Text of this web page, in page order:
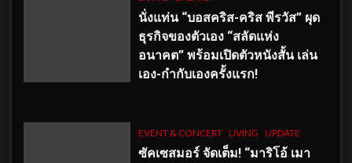
นั่งแท่น “บอสคริส-คริส พีรวัส” ผุด
ธุรกิจของตัวเอง “สลัดแห่ง
อนาคต” พร้อมเปิดตัวหนังสั้น เล่น
เอง-กำกับเองครั้งแรก!
EVENT & CONCERT LIVING UPDATE
ซัคเซสมอร์ จัดเต็ม! “มาริโอ้ เมา